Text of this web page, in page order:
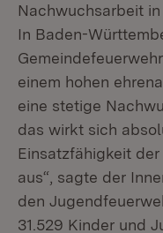
Nachwuchsarbeit
In Baden-
einem hohen
eine stetige
das wirkt sich
Einsatzfähigkeit
aus“, sagte der
den
31.529 Kinder und